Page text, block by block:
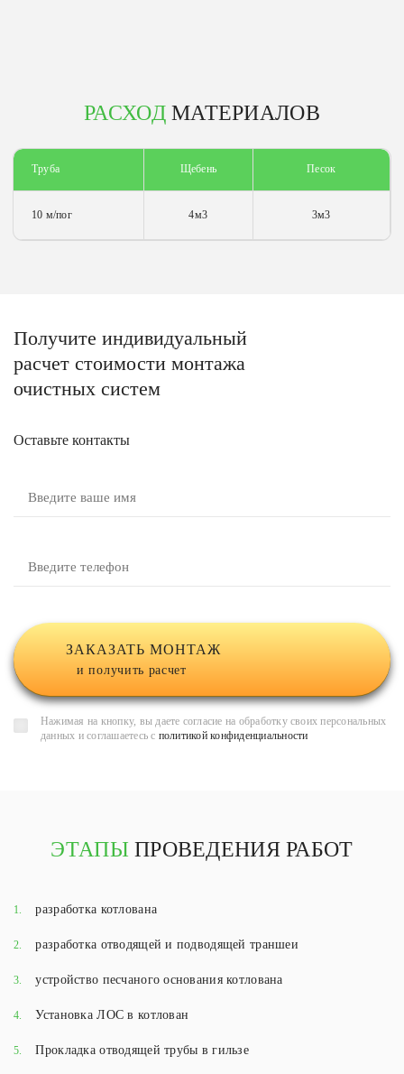
РАСХОДМАТЕРИАЛОВ
Труба
10 м/пог
Щебень
4м3
Песок
3м3
Получите индивидуальный
расчет стоимости монтажа
очистных систем
Оставьте контакты
ЗАКАЗАТЬ МОНТАЖ
и получить расчет
Нажимая на кнопку, вы даете согласие на обработку своих персональных
данных и соглашаетесь с политикой конфиденциальности
ЭТАПЫПРОВЕДЕНИЯ РАБОТ
1. разработка котлована
2. разработка отводящей и подводящей траншеи
3. устройство песчаного основания котлована
4. Установка ЛОС в котлован
5. Прокладка отводящей трубы в гильзе